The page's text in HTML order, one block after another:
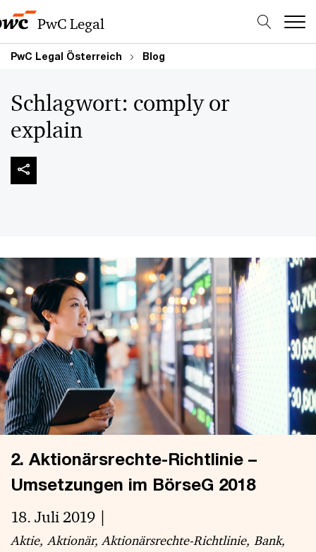
PwC Legal
PwC Legal Österreich Blog
Schlagwort: comply or
explain
2. Aktionärsrechte-Richtlinie –
Umsetzungen im BörseG 2018
18. Juli 2019
Aktie Aktionär Aktionärsrechte-Richtlinie Bank